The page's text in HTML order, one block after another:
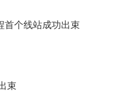
首个线站成功出束
束